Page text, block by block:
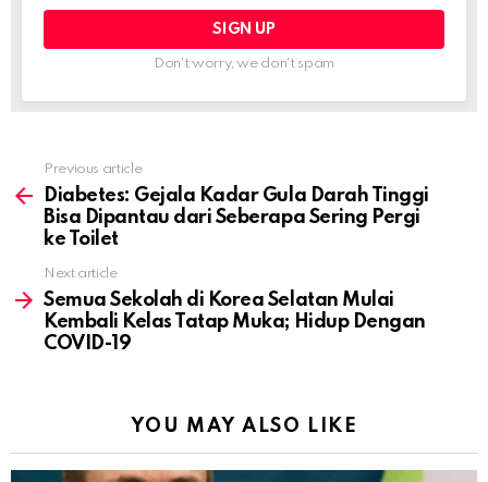
Don't worry, we don't spam
more
Previous article
Diabetes: Gejala Kadar Gula Darah Tinggi
Bisa Dipantau dari Seberapa Sering Pergi
ke Toilet
Next article
Semua Sekolah di Korea Selatan Mulai
Kembali Kelas Tatap Muka; Hidup Dengan
COVID-19
YOU MAY ALSO LIKE